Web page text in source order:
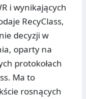
i wynikających
RecyClass,
decyzji w
oparty na
protokołach
Ma to
rosnących